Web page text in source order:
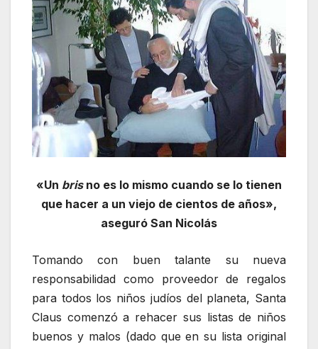
«Un brisno es lo mismo cuando se lo tienen
que hacer a un viejo de cientos de años»,
aseguró San Nicolás
Tomando con buen talante su nueva
responsabilidad como proveedor de regalos
para todos los niños judíos del planeta, Santa
Claus comenzó a rehacer sus listas de niños
buenos y malos (dado que en su lista original